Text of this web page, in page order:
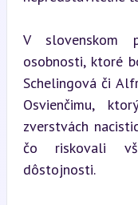
V slovenskom
osobnosti, ktoré
Schelingová či
Osvienčimu,
zverstvách
čo riskovali
dôstojnosti.